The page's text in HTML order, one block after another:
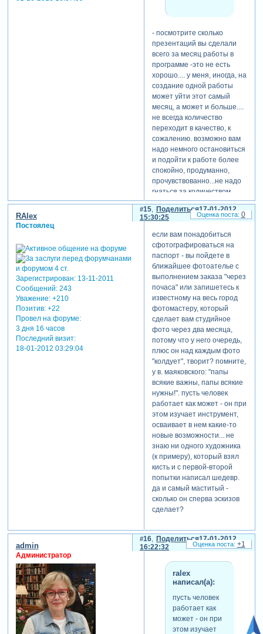
- посмотрите сколько
презентаций вы сделали
всего за месяц работы в
программе -это не есть
хорошо.... у меня, иногда, на
создание одной работы
может уйти этот самый
месяц, а может и больше....
не всегда количество
переходит в качество, к
сожалению. возможно вам
надо немного остановиться
и подойти к работе более
спокойно, продуманно,
прочувствованно...не надо
гнаться за количеством,
лучше одна, но такая,
которая "зацепит",
всколыхнет, поразит..., я так
думаю
Поделиться
15
17-01-2012
15:30:25
RAlex
Постоялец
Зарегистрирован: 13-11-2011
Сообщений:243
Уважение: +210
Позитив: +22
Провел на форуме:
3 дня 16 часов
Последний визит:
18-01-2012 03:29:04
если вам понадобиться
сфотографироваться на
паспорт - вы пойдете в
ближайшее фотоателье с
выполнением заказа "через
почаса" или запишетесь к
известному на весь город
фотомастеру, который
сделает вам студийное
фото через два месяца,
потому что у него очередь,
плюс он над каждым фото
"колдует", творит? помните,
у в. маяковского: "папы
всякие важны, папы всякие
нужны!". пусть человек
работает как может - он при
этом изучает инструмент,
осваивает в нем какие-то
новые возможности... не
знаю ни одного художника
(к примеру), который взял
кисть и с первой-второй
попытки написал шедевр.
да и самый маститый -
сколько он сперва эскизов
сделает?
0
Поделиться
16
17-01-2012
16:22:32
admin
Администратор
ralex
написал(а):
пусть человек
работает как
может - он при
этом изучает
+1